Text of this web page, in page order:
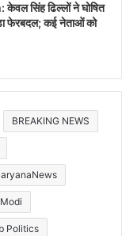
सिंह ढिल्लों ने घोषित
फेरबदल; कई नेताओं को
BREAKING NEWS
Politics